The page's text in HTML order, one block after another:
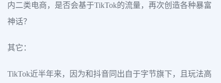
内二类电商，是否会基于TikTok的流量，再次创造各种暴富
神话？
其它：
TikTok近半年来，因为和抖音同出自于字节旗下，且玩法高